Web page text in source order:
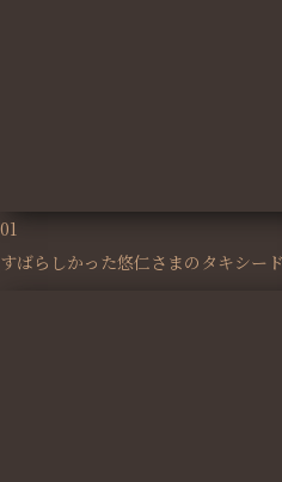
01
すばらしかった悠仁さまのタキシード